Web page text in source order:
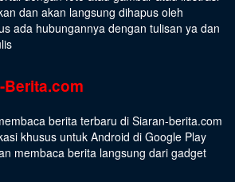
dan akan langsung dihapus oleh
ada hubungannya dengan tulisan ya dan
berita terbaru di Siaran-berita.com
khusus untuk Android di Google Play
membaca berita langsung dari gadget